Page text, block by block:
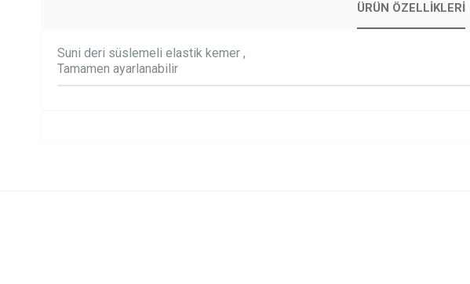
ÜRÜN ÖZELLIKLERI
Suni deri süslemeli elastik kemer ,
Tamamen ayarlanabilir